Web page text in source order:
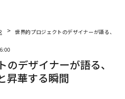
世界的プロジェクトのデザイナーが語る、空
デザイナーが語る、
昇華する瞬間